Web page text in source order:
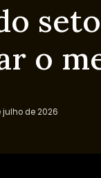
o
julho de 2026